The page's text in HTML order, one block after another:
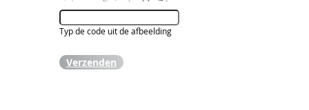
Typ de code uit de afbeelding
Verzenden